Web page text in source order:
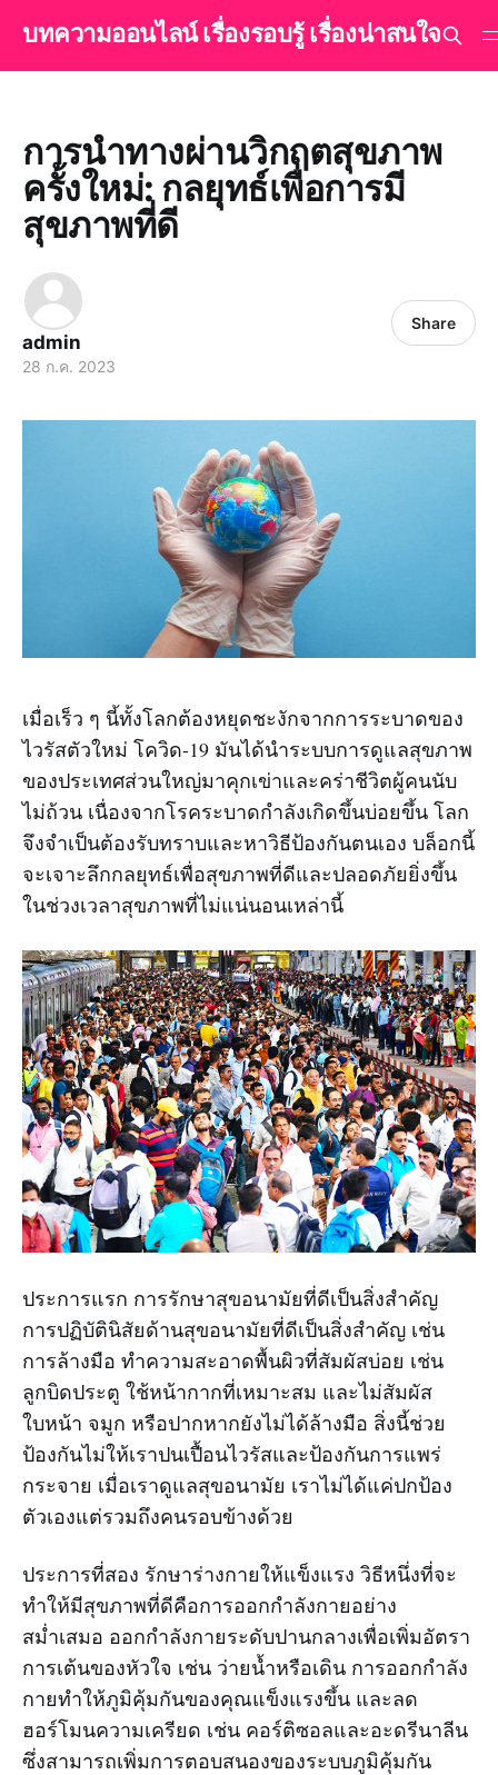
บทความออนไลน์ เรื่องรอบรู้ เรื่องน่าสนใจ
การนำทางผ่านวิกฤตสุขภาพ
ครั้งใหม่: กลยุทธ์เพื่อการมี
สุขภาพที่ดี
admin
28 ก.ค. 2023
Share
เมื่อเร็ว ๆ นี้ทั้งโลกต้องหยุดชะงักจากการระบาดของ
ไวรัสตัวใหม่ โควิด-19 มันได้นำระบบการดูแลสุขภาพ
ของประเทศส่วนใหญ่มาคุกเข่าและคร่าชีวิตผู้คนนับ
ไม่ถ้วน เนื่องจากโรคระบาดกำลังเกิดขึ้นบ่อยขึ้น โลก
จึงจำเป็นต้องรับทราบและหาวิธีป้องกันตนเอง บล็อกนี้
จะเจาะลึกกลยุทธ์เพื่อสุขภาพที่ดีและปลอดภัยยิ่งขึ้น
ในช่วงเวลาสุขภาพที่ไม่แน่นอนเหล่านี้
ประการแรก การรักษาสุขอนามัยที่ดีเป็นสิ่งสำคัญ
การปฏิบัตินิสัยด้านสุขอนามัยที่ดีเป็นสิ่งสำคัญ เช่น
การล้างมือ ทำความสะอาดพื้นผิวที่สัมผัสบ่อย เช่น
ลูกบิดประตู ใช้หน้ากากที่เหมาะสม และไม่สัมผัส
ใบหน้า จมูก หรือปากหากยังไม่ได้ล้างมือ สิ่งนี้ช่วย
ป้องกันไม่ให้เราปนเปื้อนไวรัสและป้องกันการแพร่
กระจาย เมื่อเราดูแลสุขอนามัย เราไม่ได้แค่ปกป้อง
ตัวเองแต่รวมถึงคนรอบข้างด้วย
ประการที่สอง รักษาร่างกายให้แข็งแรง วิธีหนึ่งที่จะ
ทำให้มีสุขภาพที่ดีคือการออกกำลังกายอย่าง
สม่ำเสมอ ออกกำลังกายระดับปานกลางเพื่อเพิ่มอัตรา
การเต้นของหัวใจ เช่น ว่ายน้ำหรือเดิน การออกกำลัง
กายทำให้ภูมิคุ้มกันของคุณแข็งแรงขึ้น และลด
ฮอร์โมนความเครียด เช่น คอร์ติซอลและอะดรีนาลีน
ซึ่งสามารถเพิ่มการตอบสนองของระบบภูมิคุ้มกัน